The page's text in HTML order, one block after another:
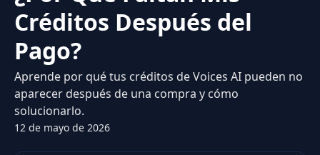
Créditos Después del
Pago?
Aprende por qué tus créditos de Voices AI pueden no
aparecer después de una compra y cómo
solucionarlo.
12 de mayo de 2026